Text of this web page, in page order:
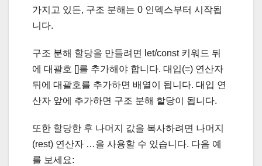
가지고 있든, 구조 분해는 0 인덱스부터 시작됩
니다.
구조 분해 할당을 만들려면 let/const 키워드 뒤
에 대괄호 []를 추가해야 합니다. 대입(=) 연산자
뒤에 대괄호를 추가하면 배열이 됩니다. 대입 연
산자 앞에 추가하면 구조 분해 할당이 됩니다.
또한 할당한 후 나머지 값을 복사하려면 나머지
(rest) 연산자 …​을 사용할 수 있습니다. 다음 예
를 보세요: